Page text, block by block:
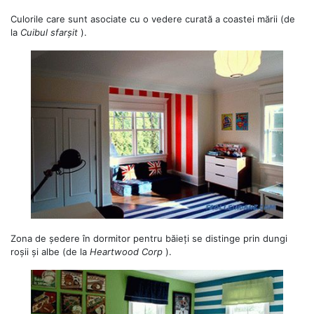
Culorile care sunt asociate cu o vedere curată a coastei mării (de
la Cuibul sfarșit ).
Zona de ședere în dormitor pentru băieți se distinge prin dungi
roșii și albe (de la Heartwood Corp ).